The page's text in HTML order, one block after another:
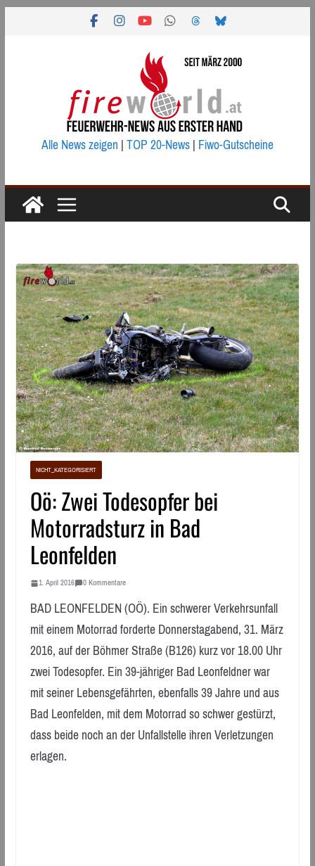
Alle News zeigen|TOP 20-News|Fiwo-Gutscheine
NICHT_KATEGORISIERT
Oö: Zwei Todesopfer bei
Motorradsturz in Bad
Leonfelden
1. April 2016 0 Kommentare
BAD LEONFELDEN (OÖ). Ein schwerer Verkehrsunfall
mit einem Motorrad forderte Donnerstagabend, 31. März
2016, auf der Böhmer Straße (B126) kurz vor 18.00 Uhr
zwei Todesopfer. Ein 39-jähriger Bad Leonfeldner war
mit seiner Lebensgefährten, ebenfalls 39 Jahre und aus
Bad Leonfelden, mit dem Motorrad so schwer gestürzt,
dass beide noch an der Unfallstelle ihren Verletzungen
erlagen.